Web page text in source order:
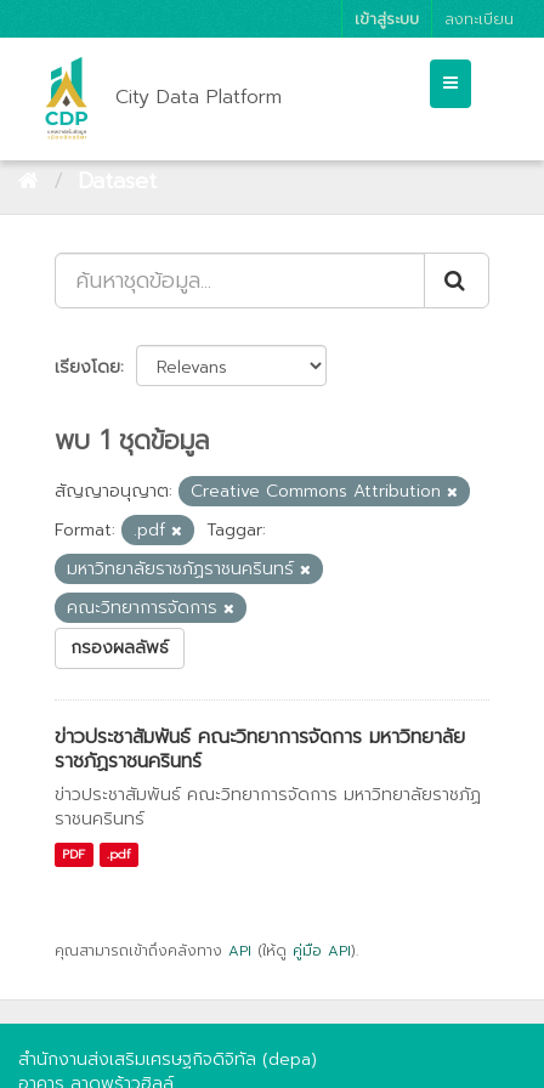
เข้าสู่ระบบ ลงทะเบียน
City Data Platform
เรียงโดย
พบ 1 ชุดข้อมูล
สัญญาอนุญาต:
Creative Commons Attribution
Format:
.pdf
Taggar:
มหาวิทยาลัยราชภัฏราชนครินทร์
คณะวิทยาการจัดการ
กรองผลลัพธ์
ข่าวประชาสัมพันธ์ คณะวิทยาการจัดการ มหาวิทยาลัย
ราชภัฏราชนครินทร์
ข่าวประชาสัมพันธ์ คณะวิทยาการจัดการ มหาวิทยาลัยราชภัฏ
ราชนครินทร์
PDF .pdf
คุณสามารถเข้าถึงคลังทาง API (ให้ดู คู่มือ API).
สำนักงานส่งเสริมเศรษฐกิจดิจิทัล (depa)